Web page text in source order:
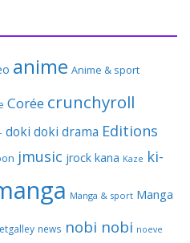
anime Anime & sport
Corée crunchyroll
doki doki drama Editions
jmusic jrock kana Kaze ki-
Manga & sport Manga
news nobi nobi noeve